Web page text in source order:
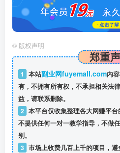
© 版权声明
郑重
1 本站副业网fuyemall.com内
有，不拥有所有权，不承担相关法
益，请联系删除。
2 本平台仅收集整理各大网赚平
不提供任何一对一教学指导，不做
别。
3 市场上收费几百上千的项目，